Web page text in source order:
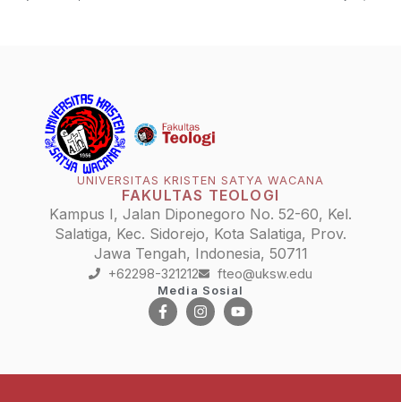
UNIVERSITAS KRISTEN SATYA WACANA
FAKULTAS TEOLOGI
Kampus I, Jalan Diponegoro No. 52-60, Kel.
Salatiga, Kec. Sidorejo, Kota Salatiga, Prov.
Jawa Tengah, Indonesia, 50711
+62298-321212 fteo@uksw.edu
Media Sosial